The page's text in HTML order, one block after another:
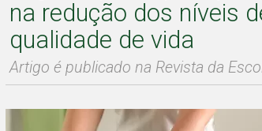
na redução dos níveis
qualidade de vida
Artigo é publicado na Revista da